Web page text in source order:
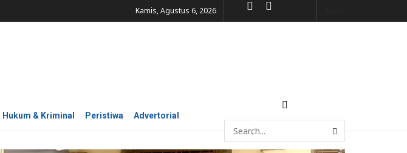
Kamis, Agustus 6, 2026
Hukum & Kriminal Peristiwa Advertorial